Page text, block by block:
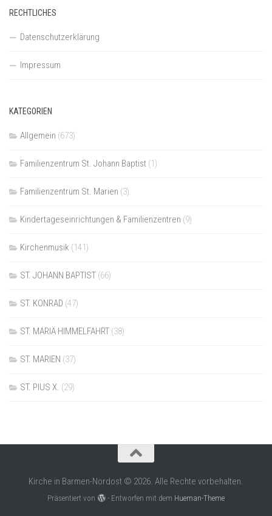
RECHTLICHES
Datenschutzerklärung
Impressum
KATEGORIEN
Allgemein (673)
Familienzentrum St. Johann Baptist (1)
Familienzentrum St. Marien (3)
Kindertageseinrichtungen & Familienzentren (9)
Kirchenmusik (141)
ST. JOHANN BAPTIST (66)
ST. KONRAD (47)
ST. MARIÄ HIMMELFAHRT (38)
ST. MARIEN (37)
ST. PIUS X. (29)
Kirche in Barmen-Nordost © 2026. Alle Rechte vorbehalten.
Präsentiert von - Entworfen mit dem Hueman-Theme